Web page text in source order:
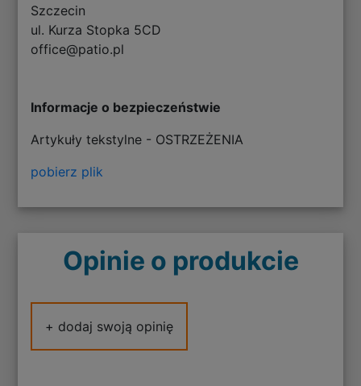
Szczecin
ul. Kurza Stopka 5CD
office@patio.pl
Informacje o bezpieczeństwie
Artykuły tekstylne - OSTRZEŻENIA
pobierz plik
Opinie o produkcie
+ dodaj swoją opinię